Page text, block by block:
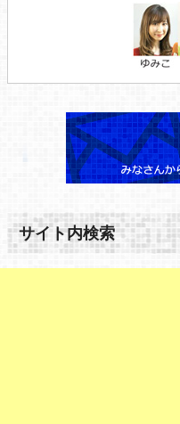
サイト内検索